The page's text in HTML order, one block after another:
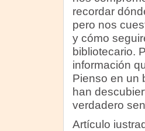
recordar
pero nos
y cómo
bibliotecario.
información
Pienso en un
han
verdadero
Artículo